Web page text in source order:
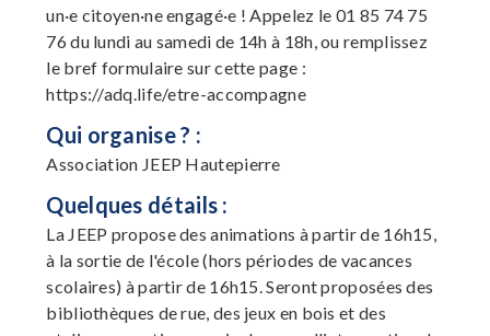
un·e citoyen·ne engagé·e ! Appelez le 01 85 74 75
76 du lundi au samedi de 14h à 18h, ou remplissez
le bref formulaire sur cette page :
https://adq.life/etre-accompagne
Qui organise ? :
Association JEEP Hautepierre
Quelques détails :
La JEEP propose des animations à partir de 16h15,
à la sortie de l'école (hors périodes de vacances
scolaires) à partir de 16h15. Seront proposées des
bibliothèques de rue, des jeux en bois et des